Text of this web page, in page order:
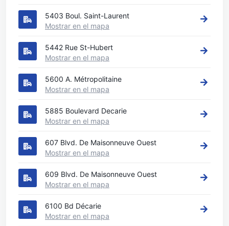
5403 Boul. Saint-Laurent
Mostrar en el mapa
5442 Rue St-Hubert
Mostrar en el mapa
5600 A. Métropolitaine
Mostrar en el mapa
5885 Boulevard Decarie
Mostrar en el mapa
607 Blvd. De Maisonneuve Ouest
Mostrar en el mapa
609 Blvd. De Maisonneuve Ouest
Mostrar en el mapa
6100 Bd Décarie
Mostrar en el mapa